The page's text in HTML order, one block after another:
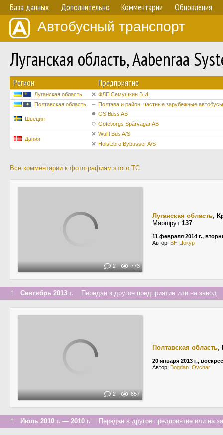
База данных Дополнительно Комментарии Обновления
Автобусный транспорт
Луганская область, Aabenraa
Регион Предприятие
Луганская область
ФЛП Семушкин В.И.
Полтавская область
Полтава и район, частные зарубежные автобусы
Швеция
GS Buss AB
Göteborgs Spårvägar AB
Дания
Wulff Bus A/S
Holstebro Bybusser A/S
Все комментарии к фотографиям этого ТС
2 773
Луганская область,
Маршрут 137
11 февраля 2014 г.,
Автор: ВН Цокур
↑ Сентябрь 2013 г. Передан в другое предприятие или на завод
2 857
Полтавская область,
20 января 2013 г.,
Автор: Bogdan_Ovchar
↑ Июль 2010 г. — 2010 г. Передан в другое предприятие или на